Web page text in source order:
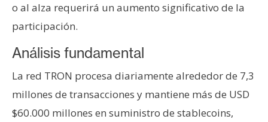
o al alza requerirá un aumento significativo de la
participación.
Análisis fundamental
La red TRON procesa diariamente alrededor de 7,3
millones de transacciones y mantiene más de USD
$60.000 millones en suministro de stablecoins,